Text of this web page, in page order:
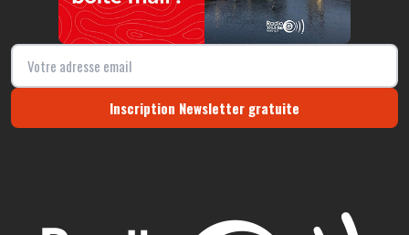
Inscription Newsletter gratuite